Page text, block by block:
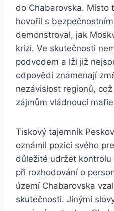
do Chabarovska. Místo
hovořil s
demonstroval, jak
krizi. Ve skutečnosti
podvodem a lži již
odpovědi znamenají
nezávislost regionů,
zájmům vládnoucí
Tiskový tajemník
oznámil pozici svého
důležité udržet kontrolu
při rozhodování o
území Chabarovska
skutečnosti. Jinými